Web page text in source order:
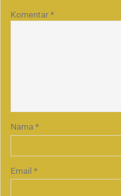
Komentar *
Nama *
Email *